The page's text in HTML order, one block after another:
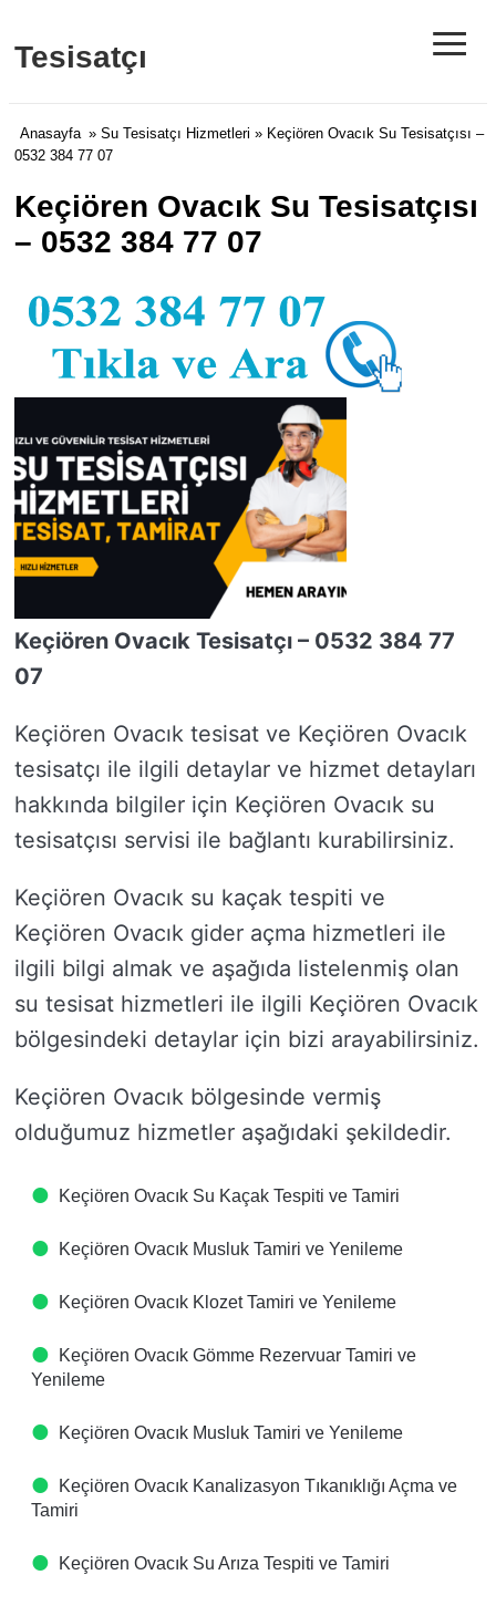
Tesisatçı ≡
Anasayfa » Su Tesisatçı Hizmetleri » Keçiören Ovacık Su Tesisatçısı –
0532 384 77 07
Keçiören Ovacık Su Tesisatçısı
– 0532 384 77 07
Keçiören Ovacık Tesisatçı – 0532 384 77
07
Keçiören Ovacık tesisat ve Keçiören Ovacık
tesisatçı ile ilgili detaylar ve hizmet detayları
hakkında bilgiler için Keçiören Ovacık su
tesisatçısı servisi ile bağlantı kurabilirsiniz.
Keçiören Ovacık su kaçak tespiti ve
Keçiören Ovacık gider açma hizmetleri ile
ilgili bilgi almak ve aşağıda listelenmiş olan
su tesisat hizmetleri ile ilgili Keçiören Ovacık
bölgesindeki detaylar için bizi arayabilirsiniz.
Keçiören Ovacık bölgesinde vermiş
olduğumuz hizmetler aşağıdaki şekildedir.
Keçiören Ovacık Su Kaçak Tespiti ve Tamiri
Keçiören Ovacık Musluk Tamiri ve Yenileme
Keçiören Ovacık Klozet Tamiri ve Yenileme
Keçiören Ovacık Gömme Rezervuar Tamiri ve
Yenileme
Keçiören Ovacık Musluk Tamiri ve Yenileme
Keçiören Ovacık Kanalizasyon Tıkanıklığı Açma ve
Tamiri
Keçiören Ovacık Su Arıza Tespiti ve Tamiri